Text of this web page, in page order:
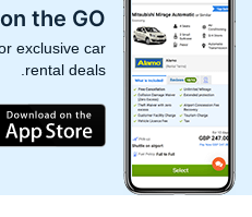
the GO!
exclusive car
rental deals.